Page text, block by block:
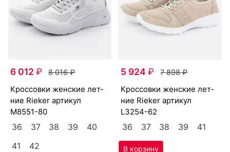
6 012₽ 8 016₽
крос­совки женс­кие лет­
ние Ri­eker артикул
M8551-80
36 37 38 39
40
41
42
5 924₽ 7 898₽
крос­совки женс­кие лет­
ние Ri­eker артикул
L3254-62
36 37 38 39 41